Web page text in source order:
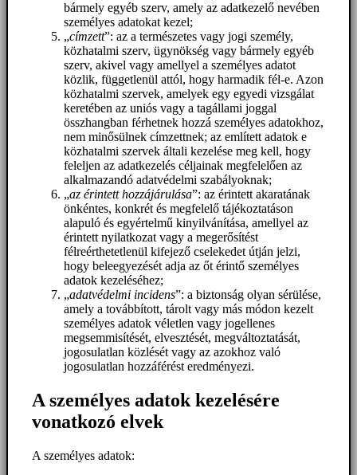
bármely egyéb szerv, amely az adatkezelő nevében
személyes adatokat kezel;
„címzett”: az a természetes vagy jogi személy,
közhatalmi szerv, ügynökség vagy bármely egyéb
szerv, akivel vagy amellyel a személyes adatot
közlik, függetlenül attól, hogy harmadik fél-e. Azon
közhatalmi szervek, amelyek egy egyedi vizsgálat
keretében az uniós vagy a tagállami joggal
összhangban férhetnek hozzá személyes adatokhoz,
nem minősülnek címzettnek; az említett adatok e
közhatalmi szervek általi kezelése meg kell, hogy
feleljen az adatkezelés céljainak megfelelően az
alkalmazandó adatvédelmi szabályoknak;
„az érintett hozzájárulása”: az érintett akaratának
önkéntes, konkrét és megfelelő tájékoztatáson
alapuló és egyértelmű kinyilvánítása, amellyel az
érintett nyilatkozat vagy a megerősítést
félreérthetetlenül kifejező cselekedet útján jelzi,
hogy beleegyezését adja az őt érintő személyes
adatok kezeléséhez;
„adatvédelmi incidens”: a biztonság olyan sérülése,
amely a továbbított, tárolt vagy más módon kezelt
személyes adatok véletlen vagy jogellenes
megsemmisítését, elvesztését, megváltoztatását,
jogosulatlan közlését vagy az azokhoz való
jogosulatlan hozzáférést eredményezi.
A személyes adatok kezelésére
vonatkozó elvek
A személyes adatok: